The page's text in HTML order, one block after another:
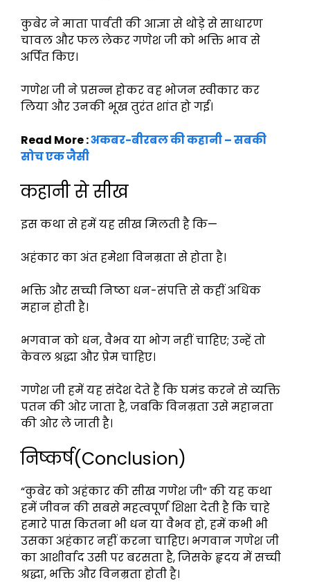
कुबेर ने माता पार्वती की आज्ञा से थोड़े से साधारण
चावल और फल लेकर गणेश जी को भक्ति भाव से
अर्पित किए।
गणेश जी ने प्रसन्न होकर वह भोजन स्वीकार कर
लिया और उनकी भूख तुरंत शांत हो गई।
Read More :अकबर-बीरबल की कहानी – सबकी
सोच एक जैसी
कहानी से सीख
इस कथा से हमें यह सीख मिलती है कि—
अहंकार का अंत हमेशा विनम्रता से होता है।
भक्ति और सच्ची निष्ठा धन-संपत्ति से कहीं अधिक
महान होती है।
भगवान को धन, वैभव या भोग नहीं चाहिए; उन्हें तो
केवल श्रद्धा और प्रेम चाहिए।
गणेश जी हमें यह संदेश देते हैं कि घमंड करने से व्यक्ति
पतन की ओर जाता है, जबकि विनम्रता उसे महानता
की ओर ले जाती है।
निष्कर्ष(Conclusion)
“कुबेर को अहंकार की सीख गणेश जी” की यह कथा
हमें जीवन की सबसे महत्वपूर्ण शिक्षा देती है कि चाहे
हमारे पास कितना भी धन या वैभव हो, हमें कभी भी
उसका अहंकार नहीं करना चाहिए। भगवान गणेश जी
का आशीर्वाद उसी पर बरसता है, जिसके हृदय में सच्ची
श्रद्धा, भक्ति और विनम्रता होती है।